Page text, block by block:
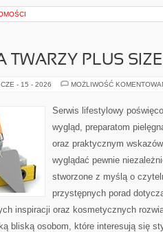
TWARZY PLUS SIZE
CZE - 15 - 2026 MOŻLIWOŚĆ
Serwis lifestylowy
wygląd, preparatom
oraz praktycznym
wyglądać pewnie
stworzone z myślą o
przystępnych porad
inspiracji oraz kosmetycznych
bliską osobom, które interesują się